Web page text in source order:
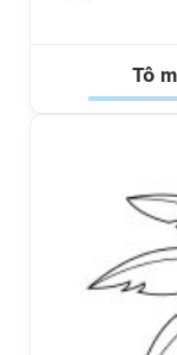
Tô